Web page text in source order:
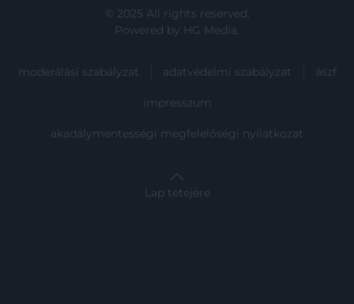
© 2025 All rights reserved.
Powered by HG Media.
moderálási szabályzat adatvédelmi szabályzat ászf
impresszum
akadálymentességi megfelelőségi nyilatkozat
Lap tetejére